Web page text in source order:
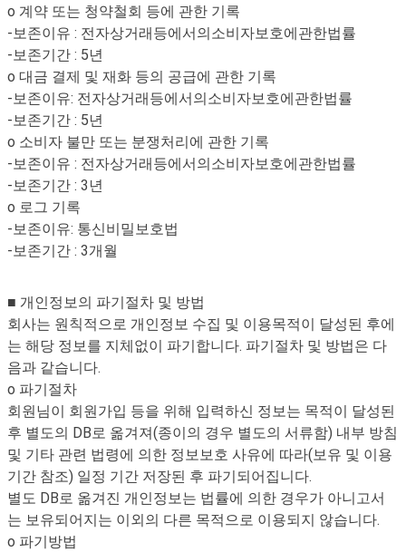
o 계약 또는 청약철회 등에 관한 기록
-보존이유 : 전자상거래등에서의소비자보호에관한법률
-보존기간 : 5년
o 대금 결제 및 재화 등의 공급에 관한 기록
-보존이유: 전자상거래등에서의소비자보호에관한법률
-보존기간 : 5년
o 소비자 불만 또는 분쟁처리에 관한 기록
-보존이유 : 전자상거래등에서의소비자보호에관한법률
-보존기간 : 3년
o 로그 기록
-보존이유: 통신비밀보호법
-보존기간 : 3개월
■ 개인정보의 파기절차 및 방법
회사는 원칙적으로 개인정보 수집 및 이용목적이 달성된 후에
는 해당 정보를 지체없이 파기합니다. 파기절차 및 방법은 다
음과 같습니다.
o 파기절차
회원님이 회원가입 등을 위해 입력하신 정보는 목적이 달성된
후 별도의 DB로 옮겨져(종이의 경우 별도의 서류함) 내부 방침
및 기타 관련 법령에 의한 정보보호 사유에 따라(보유 및 이용
기간 참조) 일정 기간 저장된 후 파기되어집니다.
별도 DB로 옮겨진 개인정보는 법률에 의한 경우가 아니고서
는 보유되어지는 이외의 다른 목적으로 이용되지 않습니다.
o 파기방법